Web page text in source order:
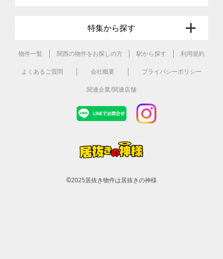
特集から探す
物件一覧 関西の物件をお探しの方 駅から探す 利用規約
よくあるご質問 会社概要 プライバシーポリシー
関連企業/関連店舗
©2025居抜き物件は居抜きの神様